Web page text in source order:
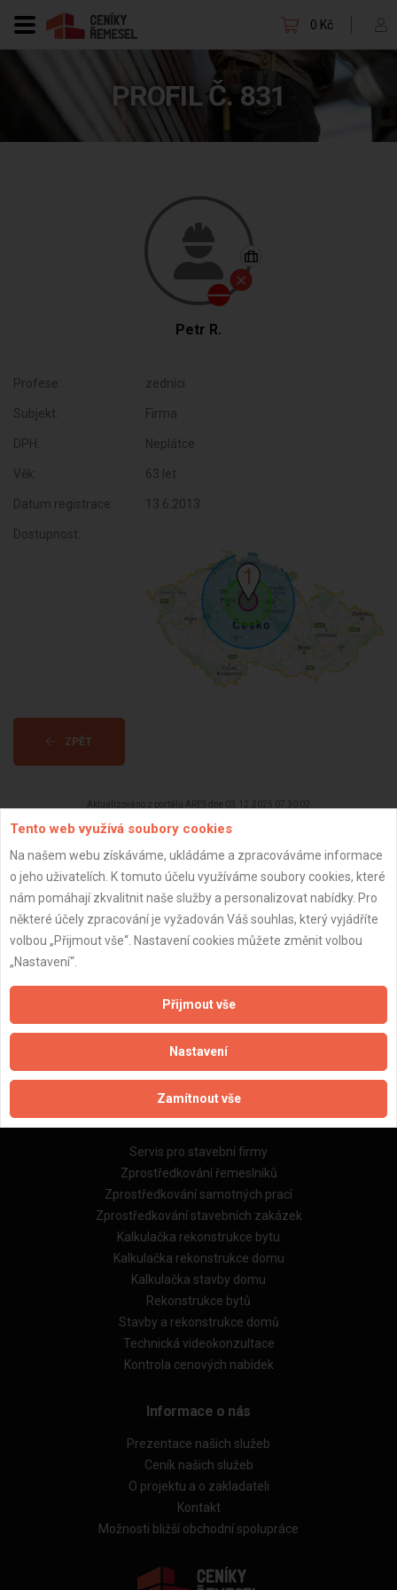
0 Kč
PROFIL Č. 831
Petr R.
Profese: zedníci
Subjekt: Firma
DPH: Neplátce
Věk: 63 let
Datum registrace: 13.6.2013
Dostupnost:
ZPĚT
Aktualizováno z portálu ARES dne 03.12.2025 07:30:02
Důležité informace
Naše firmy a řemeslníci
Zásady pro používání souborů cookie
Obchodní podmínky (zprostředkování)
Obchodní podmínky (rozpočtování)
Reference
Naše excelové tabulky online
Naše služby
Servis pro stavební firmy
Zprostředkování řemeslníků
Zprostředkování samotných prací
Zprostředkování stavebních zakázek
Kalkulačka rekonstrukce bytu
Kalkulačka rekonstrukce domu
Kalkulačka stavby domu
Rekonstrukce bytů
Stavby a rekonstrukce domů
Technická videokonzultace
Kontrola cenových nabídek
Informace o nás
Prezentace našich služeb
Ceník našich služeb
O projektu a o zakladateli
Kontakt
Možnosti bližší obchodní spolupráce
Tento web využívá soubory cookies
Na našem webu získáváme, ukládáme a zpracováváme informace
o jeho uživatelích. K tomuto účelu využíváme soubory cookies, které
nám pomáhají zkvalitnit naše služby a personalizovat nabídky. Pro
některé účely zpracování je vyžadován Váš souhlas, který vyjádříte
volbou „Přijmout vše“. Nastavení cookies můžete změnit volbou
„Nastavení“.
Přijmout vše
Nastavení
Zamítnout vše